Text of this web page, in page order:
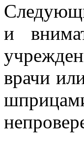
и
врачи